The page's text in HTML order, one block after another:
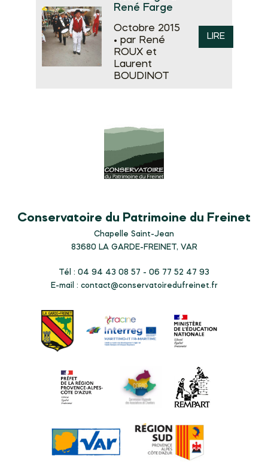
René Farge
Octobre 2015
• par René
ROUX et
Laurent
BOUDINOT
LIRE
Conservatoire du Patrimoine du Freinet
Chapelle Saint-Jean
83680 LA GARDE-FREINET, VAR
Tél : 04 94 43 08 57 - 06 77 52 47 93
E-mail : contact@conservatoiredufreinet.fr